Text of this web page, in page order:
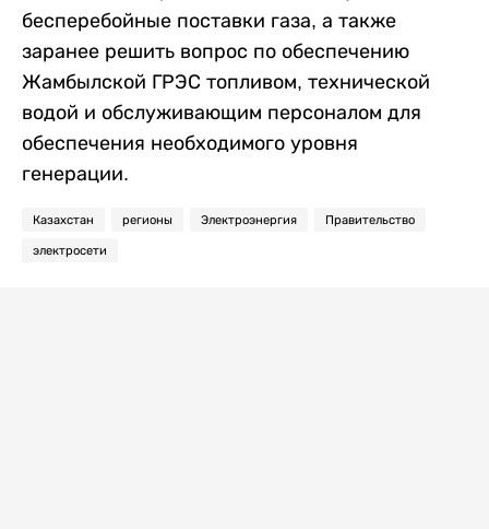
бесперебойные поставки газа, а также
заранее решить вопрос по обеспечению
Жамбылской ГРЭС топливом, технической
водой и обслуживающим персоналом для
обеспечения необходимого уровня
генерации.
Казахстан регионы Электроэнергия Правительство
электросети